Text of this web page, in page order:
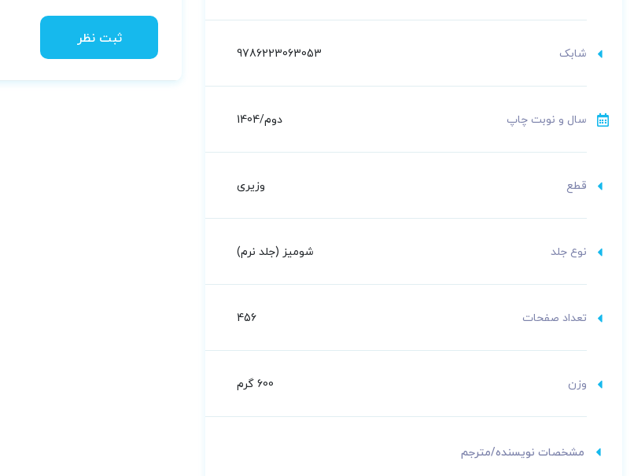
شابک 9786223063053
سال و نوبت چاپ دوم/1404
قطع وزیری
نوع جلد شومیز (جلد نرم)
تعداد صفحات 456
وزن 600 گرم
مشخصات نویسنده/مترجم
ثبت نظر